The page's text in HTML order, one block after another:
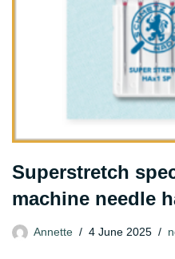
Superstretch
machine needle
Annette 4 June 2025